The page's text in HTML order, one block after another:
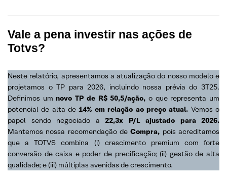
Vale a pena investir nas ações de
Totvs?
Neste relatório, apresentamos a atualização do nosso modelo e
projetamos o TP para 2026, incluindo nossa prévia do 3T25.
Definimos umnovo TP de R$ 50,5/ação, o que representa um
potencial de alta de14% em relação ao preço atual. Vemos o
papel sendo negociado a 22,3x P/L ajustado para 2026.
Mantemos nossa recomendação deCompra, pois acreditamos
que a TOTVS combina (i) crescimento premium com forte
conversão de caixa e poder de precificação; (ii) gestão de alta
qualidade; e (iii) múltiplas avenidas de crescimento.